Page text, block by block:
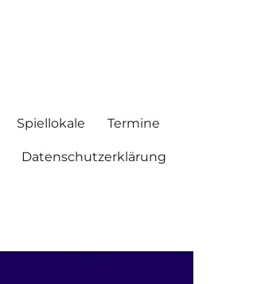
Spiellokale Termine
Datenschutzerklärung